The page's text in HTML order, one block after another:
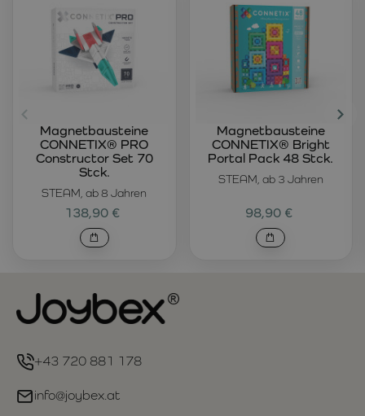
STEAM, ab 8 Jahren
Magnetbausteine
CONNETIX® PRO
Constructor Set 70
Stck.
138,90 €
STEAM, ab 3 Jahren
Magnetbausteine
CONNETIX® Bright
Portal Pack 48 Stck.
98,90 €
+43 720 881 178
info@joybex.at